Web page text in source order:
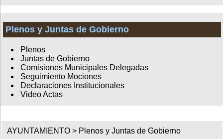
Plenos y Juntas de Gobierno
Plenos
Juntas de Gobierno
Comisiones Municipales Delegadas
Seguimiento Mociones
Declaraciones Institucionales
Video Actas
AYUNTAMIENTO > Plenos y Juntas de Gobierno